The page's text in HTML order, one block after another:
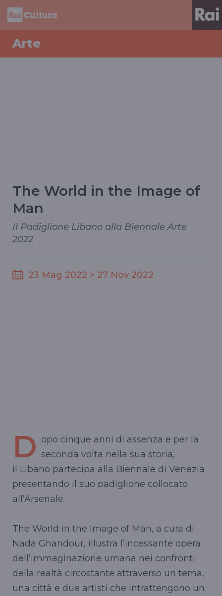
Arte
The World in the Image of
Man
Il Padiglione Libano alla Biennale Arte
2022
23 Mag 2022 > 27 Nov 2022
D opo cinque anni di assenza e per la
seconda volta nella sua storia,
il Libano partecipa alla Biennale di Venezia
presentando il suo padiglione collocato
all’Arsenale.
The World in the Image of Man, a cura di
Nada Ghandour, illustra l’incessante opera
dell’immaginazione umana nei confronti
della realtà circostante attraverso un tema,
una città e due artisti che intrattengono un